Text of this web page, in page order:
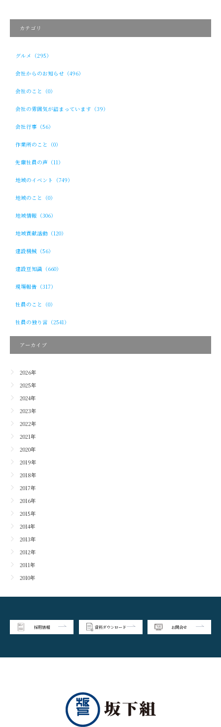
カテゴリ
グルメ（295）
会社からのお知らせ（496）
会社のこと（0）
会社の雰囲気が詰まっています（39）
会社行事（56）
作業所のこと（0）
先輩社員の声（11）
地域のイベント（749）
地域のこと（0）
地域情報（306）
地域貢献活動（120）
建設機械（56）
建設豆知識（660）
現場報告（317）
社員のこと（0）
社員の独り言（2541）
アーカイブ
2026年
2025年
2024年
2023年
2022年
2021年
2020年
2019年
2018年
2017年
2016年
2015年
2014年
2013年
2012年
2011年
2010年
採用情報 資料ダウンロード お問合せ